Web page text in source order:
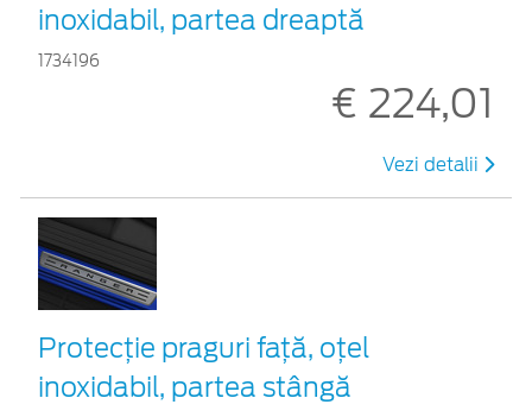
inoxidabil, partea dreaptă
1734196
€ 224,01
Vezi detalii
Protecţie praguri faţă, oţel
inoxidabil, partea stângă